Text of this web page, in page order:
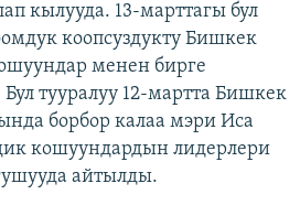
кылууда. 13-марттагы бул
коопсуздукту Бишкек
менен бирге
тууралуу 12-мартта Бишкек
борбор калаа мэри Иса
кошуундардын лидерлери
айтылды.